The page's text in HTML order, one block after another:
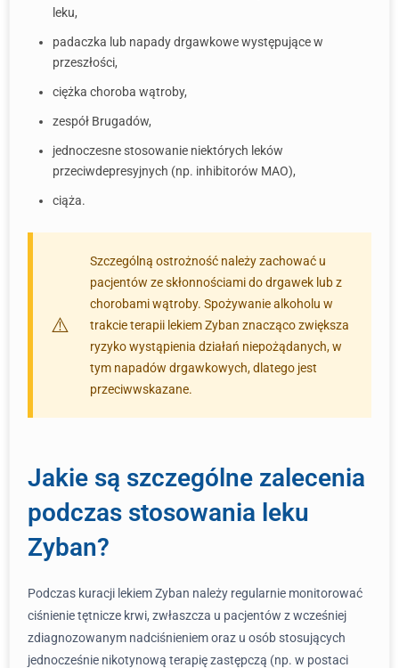
leku,
padaczka lub napady drgawkowe występujące w
przeszłości,
ciężka choroba wątroby,
zespół Brugadów,
jednoczesne stosowanie niektórych leków
przeciwdepresyjnych (np. inhibitorów MAO),
ciąża.
Szczególną ostrożność należy zachować u
pacjentów ze skłonnościami do drgawek lub z
chorobami wątroby. Spożywanie alkoholu w
trakcie terapii lekiem Zyban znacząco zwiększa
ryzyko wystąpienia działań niepożądanych, w
tym napadów drgawkowych, dlatego jest
przeciwwskazane.
Jakie są szczególne zalecenia
podczas stosowania leku
Zyban?
Podczas kuracji lekiem Zyban należy regularnie monitorować
ciśnienie tętnicze krwi, zwłaszcza u pacjentów z wcześniej
zdiagnozowanym nadciśnieniem oraz u osób stosujących
jednocześnie nikotynową terapię zastępczą (np. w postaci